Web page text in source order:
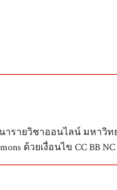
รายวิชาออนไลน์ มหาวิ
ด้วยเงื่อนไข CC BB NC